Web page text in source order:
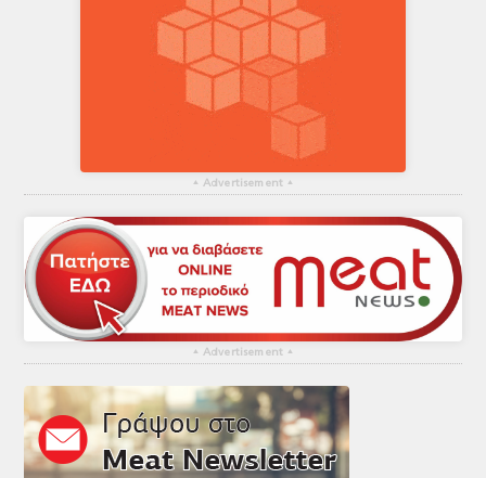
▴ Advertisement ▴
▴ Advertisement ▴